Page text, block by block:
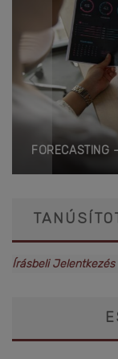
FORECASTING
Írásbeli